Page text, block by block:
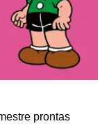
prontas